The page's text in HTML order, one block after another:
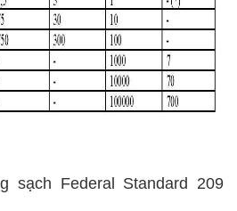
sạch Federal Standard 209